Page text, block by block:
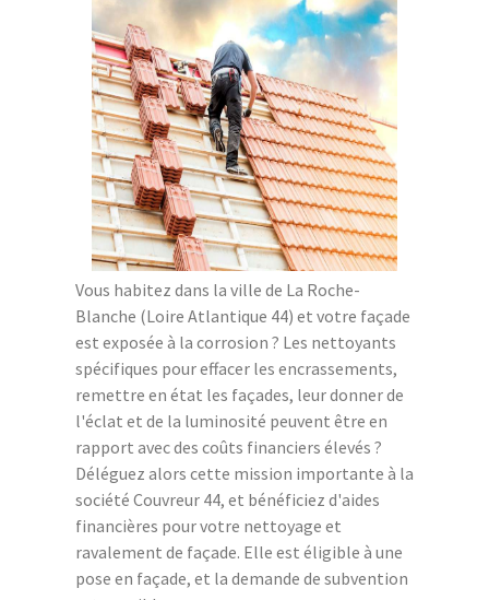
Vous habitez dans la ville de La Roche-
Blanche (Loire Atlantique 44) et votre façade
est exposée à la corrosion ? Les nettoyants
spécifiques pour effacer les encrassements,
remettre en état les façades, leur donner de
l'éclat et de la luminosité peuvent être en
rapport avec des coûts financiers élevés ?
Déléguez alors cette mission importante à la
société Couvreur 44, et bénéficiez d'aides
financières pour votre nettoyage et
ravalement de façade. Elle est éligible à une
pose en façade, et la demande de subvention